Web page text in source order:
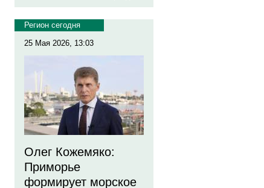
Регион сегодня
25 Мая 2026, 13:03
Олег Кожемяко:
Приморье
формирует морское